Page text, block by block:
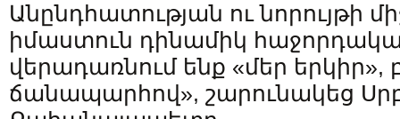
Անընդհատության ու նորույթի
իմաստուն դինամիկ
վերադառնում ենք «մեր երկիր»,
ճանապարհով», շարունակեց